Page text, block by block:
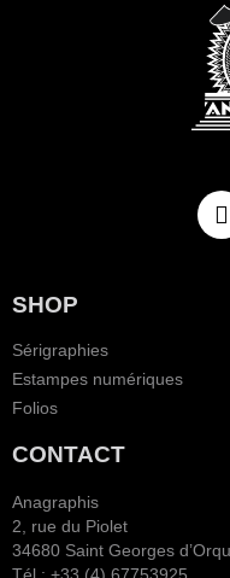
SHOP
Sérigraphies
Estampes numériques
Folios
CONTACT
Anagraphis
2, rue du Piolet
34680 Saint Georges